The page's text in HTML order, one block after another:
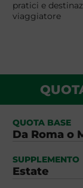
pratici e
viaggiatore
QUOTA BASE
Da Roma o
SUPPLEMENTO
Estate